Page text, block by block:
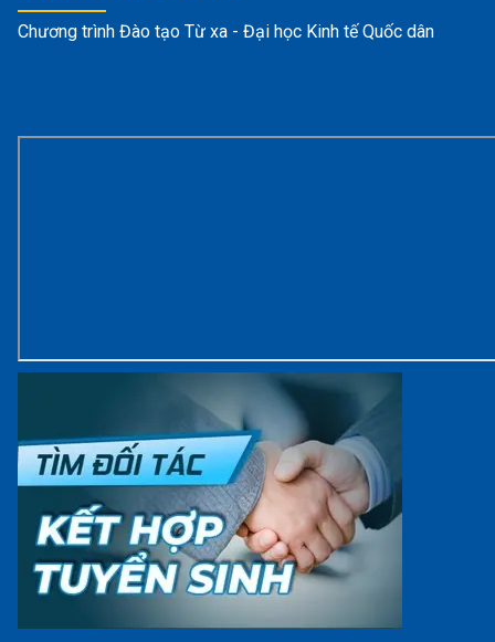
Chương trình Đào tạo Từ xa - Đại học Kinh tế Quốc dân